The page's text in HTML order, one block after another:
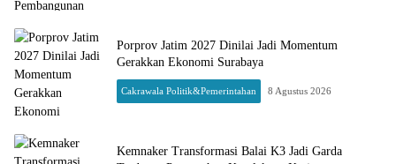
Porprov Jatim 2027 Dinilai Jadi Momentum
Gerakkan Ekonomi Surabaya
Cakrawala Politik&Pemerintahan 8 Agustus 2026
Kemnaker Transformasi Balai K3 Jadi Garda